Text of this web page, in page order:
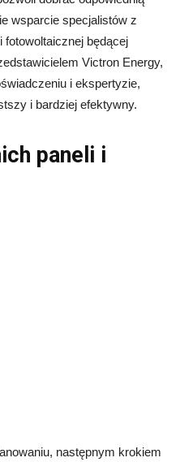
wsparcie specjalistów z
będącej
Victron Energy,
i ekspertyzie,
i bardziej efektywny.
paneli i
następnym krokiem